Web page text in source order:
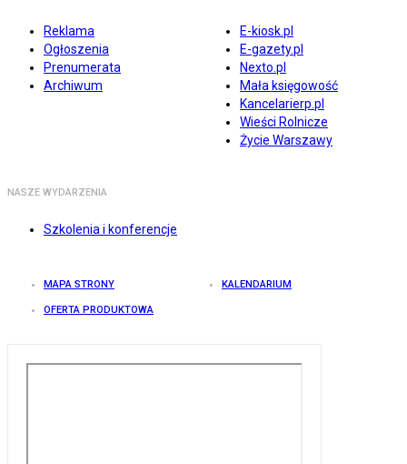
Reklama
Ogłoszenia
Prenumerata
Archiwum
E-kiosk.pl
E-gazety.pl
Nexto.pl
Mała księgowość
Kancelarierp.pl
Wieści Rolnicze
Życie Warszawy
NASZE WYDARZENIA
Szkolenia i konferencje
MAPA STRONY KALENDARIUM
OFERTA PRODUKTOWA